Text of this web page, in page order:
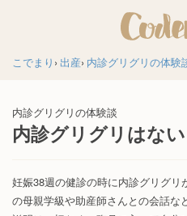
こでまり 出産 内診グリグリの体験
内診グリグリの体験談
内診グリグリはな
妊娠38週の健診の時に内診グリグ
の母親学級や助産師さんとの会話な